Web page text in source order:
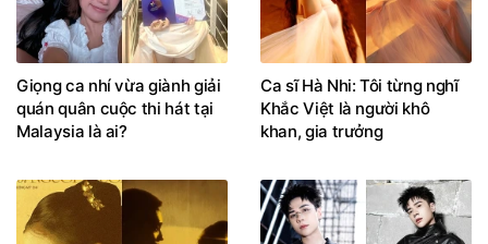
Giọng ca nhí vừa giành giải
quán quân cuộc thi hát tại
Malaysia là ai?
Ca sĩ Hà Nhi: Tôi từng nghĩ
Khắc Việt là người khô
khan, gia trưởng